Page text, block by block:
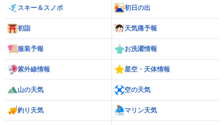
スキー＆スノボ 初日の出
初詣 天気痛予報
服装予報 お洗濯情報
紫外線情報 星空・天体情報
山の天気 空の天気
釣り天気 マリン天気